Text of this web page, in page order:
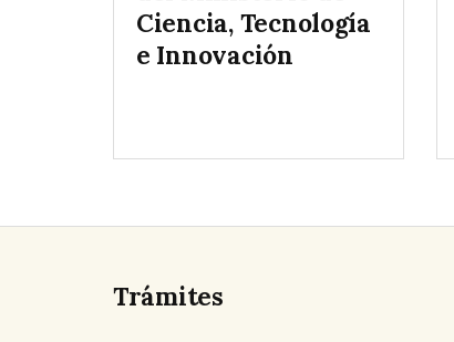
Ciencia, Tecnología
e Innovación
Trámites